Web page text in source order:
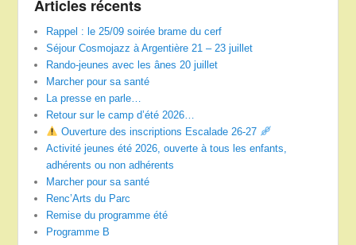
Articles récents
Rappel : le 25/09 soirée brame du cerf
Séjour Cosmojazz à Argentière 21 – 23 juillet
Rando-jeunes avec les ânes 20 juillet
Marcher pour sa santé
La presse en parle…
Retour sur le camp d’été 2026…
Ouverture des inscriptions Escalade 26-27
Activité jeunes été 2026, ouverte à tous les enfants,
adhérents ou non adhérents
Marcher pour sa santé
Renc’Arts du Parc
Remise du programme été
Programme B